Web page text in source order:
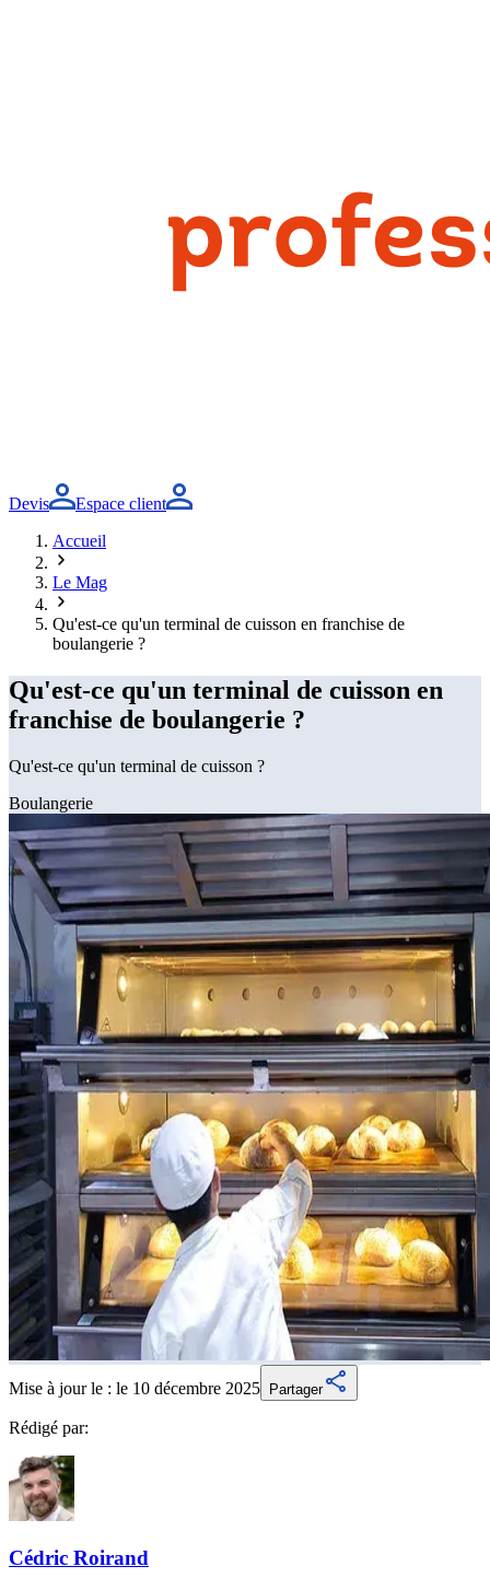
Devis
Espace client
Accueil
Le Mag
Qu'est-ce qu'un terminal de cuisson en franchise de
boulangerie ?
Qu'est-ce qu'un terminal de cuisson en
franchise de boulangerie ?
Qu'est-ce qu'un terminal de cuisson ?
Boulangerie
Mise à jour le : le 10 décembre 2025 Partager
Rédigé par:
Cédric Roirand